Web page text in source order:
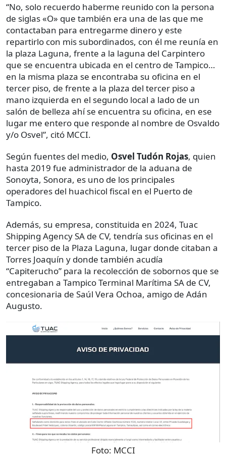
“No, solo recuerdo haberme reunido con la persona
de siglas «O» que también era una de las que me
contactaban para entregarme dinero y este
repartirlo con mis subordinados, con él me reunía en
la plaza Laguna, frente a la laguna del Carpintero
que se encuentra ubicada en el centro de Tampico…
en la misma plaza se encontraba su oficina en el
tercer piso, de frente a la plaza del tercer piso a
mano izquierda en el segundo local a lado de un
salón de belleza ahí se encuentra su oficina, en ese
lugar me entero que responde al nombre de Osvaldo
y/o Osvel”, citó MCCI.
Según fuentes del medio, Osvel Tudón Rojas, quien
hasta 2019 fue administrador de la aduana de
Sonoyta, Sonora, es uno de los principales
operadores del huachicol fiscal en el Puerto de
Tampico.
Además, su empresa, constituida en 2024, Tuac
Shipping Agency SA de CV, tendría sus oficinas en el
tercer piso de la Plaza Laguna, lugar donde citaban a
Torres Joaquín y donde también acudía
“Capiterucho” para la recolección de sobornos que se
entregaban a Tampico Terminal Marítima SA de CV,
concesionaria de Saúl Vera Ochoa, amigo de Adán
Augusto.
Foto: MCCI